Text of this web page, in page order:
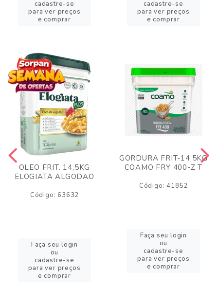
cadastre-se
para ver preços
e comprar
cadastre-se
para ver preços
e comprar
OLEO FRIT. 14,5KG
ELOGIATA ALGODAO
Código: 63632
Faça seu login
ou
cadastre-se
para ver preços
e comprar
GORDURA FRIT-14,5KG
COAMO FRY 400-Z T
Código: 41852
Faça seu login
ou
cadastre-se
para ver preços
e comprar